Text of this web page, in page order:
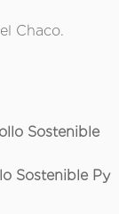
Chaco.
Sostenible
Sostenible Py